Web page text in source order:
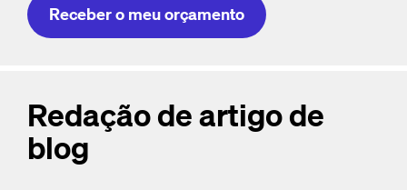
Receber o meu orçamento
Redação de artigo de
blog